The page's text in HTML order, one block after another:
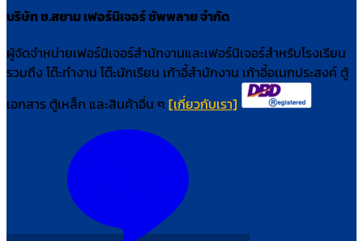
บริษัท ช.สยาม เฟอร์นิเจอร์ ซัพพลาย จำกัด
ผู้จัดจำหน่ายเฟอร์นิเจอร์สำนักงานและเฟอร์นิเจอร์สำหรับโรงเรียน
รวมถึง โต๊ะทำงาน โต๊ะนักเรียน เก้าอี้สำนักงาน เก้าอี้อเนกประสงค์ ตู้
เอกสาร ตู้เหล็ก และสินค้าอื่น ๆ [เกี่ยวกับเรา]